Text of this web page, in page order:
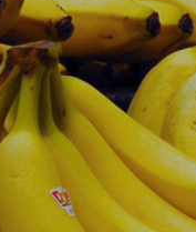
FACEBOOK